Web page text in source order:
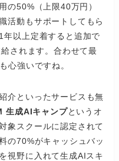
の50%（上限40万円）
活動もサポートしてもら
年以上定着すると追加で
されます。合わせて最
心強いですね。
介といったサービスも無
生成AIキャンプというオ
象スクールに認定されて
の70%がキャッシュバッ
視野に入れて生成AIスキ